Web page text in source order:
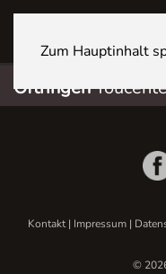
Zum Hauptinhalt
Oftringen
Kontakt| Impressum |
©